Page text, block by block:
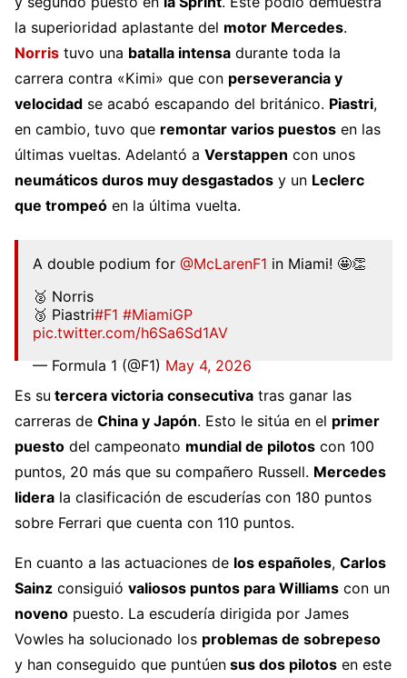
la superioridad aplastante del motor Mercedes.
Norris tuvo una batalla intensa durante toda la
carrera contra «Kimi» que con perseverancia y
velocidad se acabó escapando del británico. Piastri,
en cambio, tuvo que remontar varios puestos en las
últimas vueltas. Adelantó a Verstappen con unos
neumáticos duros muy desgastados y un Leclerc
que trompeó en la última vuelta.
A double podium for @McLarenF1 in Miami! 🤩👏
🥈 Norris
🥉 Piastri#F1 #MiamiGP
pic.twitter.com/h6Sa6Sd1AV
— Formula 1 (@F1) May 4, 2026
Es su tercera victoria consecutiva tras ganar las
carreras de China y Japón. Esto le sitúa en el primer
puesto del campeonato mundial de pilotos con 100
puntos, 20 más que su compañero Russell. Mercedes
lidera la clasificación de escuderías con 180 puntos
sobre Ferrari que cuenta con 110 puntos.
En cuanto a las actuaciones de los españoles, Carlos
Sainz consiguió valiosos puntos para Williams con un
noveno puesto. La escudería dirigida por James
Vowles ha solucionado los problemas de sobrepeso
y han conseguido que puntúen sus dos pilotos en este